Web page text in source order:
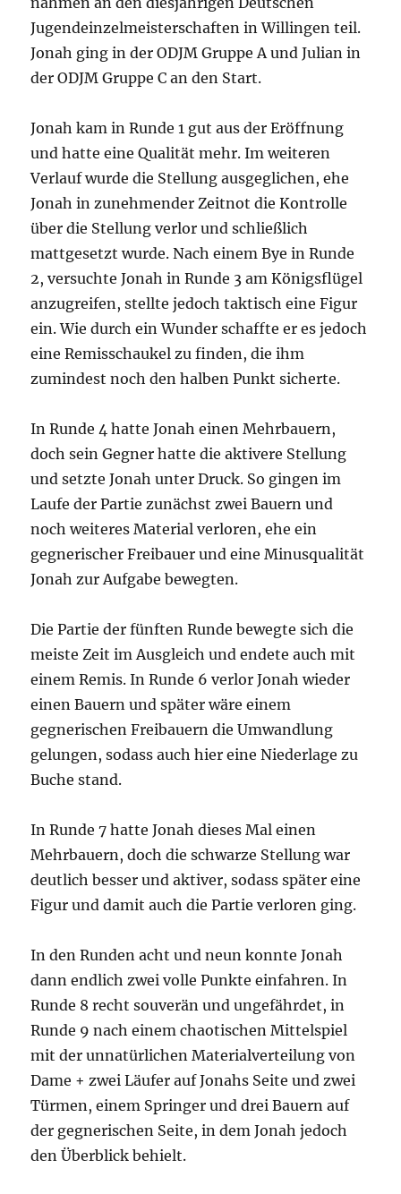
Jugendeinzelmeisterschaften in Willingen teil.
Jonah ging in der ODJM Gruppe A und Julian in
der ODJM Gruppe C an den Start.
Jonah kam in Runde 1 gut aus der Eröffnung
und hatte eine Qualität mehr. Im weiteren
Verlauf wurde die Stellung ausgeglichen, ehe
Jonah in zunehmender Zeitnot die Kontrolle
über die Stellung verlor und schließlich
mattgesetzt wurde. Nach einem Bye in Runde
2, versuchte Jonah in Runde 3 am Königsflügel
anzugreifen, stellte jedoch taktisch eine Figur
ein. Wie durch ein Wunder schaffte er es jedoch
eine Remisschaukel zu finden, die ihm
zumindest noch den halben Punkt sicherte.
In Runde 4 hatte Jonah einen Mehrbauern,
doch sein Gegner hatte die aktivere Stellung
und setzte Jonah unter Druck. So gingen im
Laufe der Partie zunächst zwei Bauern und
noch weiteres Material verloren, ehe ein
gegnerischer Freibauer und eine Minusqualität
Jonah zur Aufgabe bewegten.
Die Partie der fünften Runde bewegte sich die
meiste Zeit im Ausgleich und endete auch mit
einem Remis. In Runde 6 verlor Jonah wieder
einen Bauern und später wäre einem
gegnerischen Freibauern die Umwandlung
gelungen, sodass auch hier eine Niederlage zu
Buche stand.
In Runde 7 hatte Jonah dieses Mal einen
Mehrbauern, doch die schwarze Stellung war
deutlich besser und aktiver, sodass später eine
Figur und damit auch die Partie verloren ging.
In den Runden acht und neun konnte Jonah
dann endlich zwei volle Punkte einfahren. In
Runde 8 recht souverän und ungefährdet, in
Runde 9 nach einem chaotischen Mittelspiel
mit der unnatürlichen Materialverteilung von
Dame + zwei Läufer auf Jonahs Seite und zwei
Türmen, einem Springer und drei Bauern auf
der gegnerischen Seite, in dem Jonah jedoch
den Überblick behielt.